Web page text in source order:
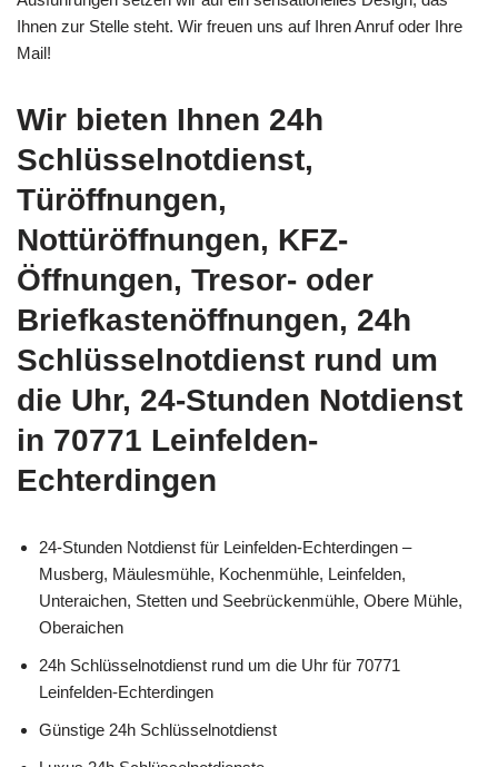
Ihnen zur Stelle steht. Wir freuen uns auf Ihren Anruf oder Ihre
Mail!
Wir bieten Ihnen 24h
Schlüsselnotdienst,
Türöffnungen,
Nottüröffnungen, KFZ-
Öffnungen, Tresor- oder
Briefkastenöffnungen, 24h
Schlüsselnotdienst rund um
die Uhr, 24-Stunden Notdienst
in 70771 Leinfelden-
Echterdingen
24-Stunden Notdienst für Leinfelden-Echterdingen –
Musberg, Mäulesmühle, Kochenmühle, Leinfelden,
Unteraichen, Stetten und Seebrückenmühle, Obere Mühle,
Oberaichen
24h Schlüsselnotdienst rund um die Uhr für 70771
Leinfelden-Echterdingen
Günstige 24h Schlüsselnotdienst